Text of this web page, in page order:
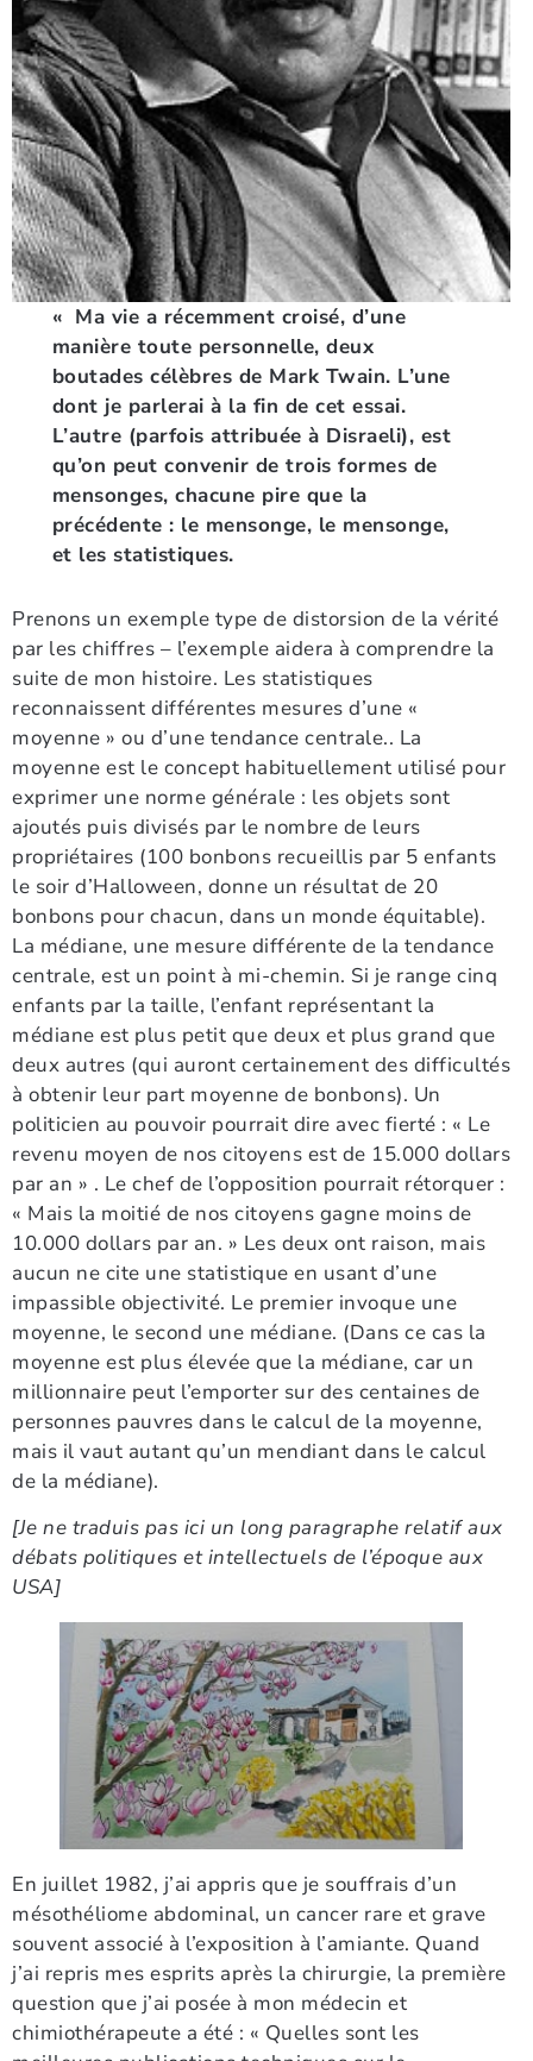
« Ma vie a récemment croisé, d’une
manière toute personnelle, deux
boutades célèbres de Mark Twain. L’une
dont je parlerai à la fin de cet essai.
L’autre (parfois attribuée à Disraeli), est
qu’on peut convenir de trois formes de
mensonges, chacune pire que la
précédente : le mensonge, le mensonge,
et les statistiques.
Prenons un exemple type de distorsion de la vérité
par les chiffres – l’exemple aidera à comprendre la
suite de mon histoire. Les statistiques
reconnaissent différentes mesures d’une «
moyenne » ou d’une tendance centrale.. La
moyenne est le concept habituellement utilisé pour
exprimer une norme générale : les objets sont
ajoutés puis divisés par le nombre de leurs
propriétaires (100 bonbons recueillis par 5 enfants
le soir d’Halloween, donne un résultat de 20
bonbons pour chacun, dans un monde équitable).
La médiane, une mesure différente de la tendance
centrale, est un point à mi-chemin. Si je range cinq
enfants par la taille, l’enfant représentant la
médiane est plus petit que deux et plus grand que
deux autres (qui auront certainement des difficultés
à obtenir leur part moyenne de bonbons). Un
politicien au pouvoir pourrait dire avec fierté : « Le
revenu moyen de nos citoyens est de 15.000 dollars
par an » . Le chef de l’opposition pourrait rétorquer :
« Mais la moitié de nos citoyens gagne moins de
10.000 dollars par an. » Les deux ont raison, mais
aucun ne cite une statistique en usant d’une
impassible objectivité. Le premier invoque une
moyenne, le second une médiane. (Dans ce cas la
moyenne est plus élevée que la médiane, car un
millionnaire peut l’emporter sur des centaines de
personnes pauvres dans le calcul de la moyenne,
mais il vaut autant qu’un mendiant dans le calcul
de la médiane).
[Je ne traduis pas ici un long paragraphe relatif aux
débats politiques et intellectuels de l’époque aux
USA]
En juillet 1982, j’ai appris que je souffrais d’un
mésothéliome abdominal, un cancer rare et grave
souvent associé à l’exposition à l’amiante. Quand
j’ai repris mes esprits après la chirurgie, la première
question que j’ai posée à mon médecin et
chimiothérapeute a été : « Quelles sont les